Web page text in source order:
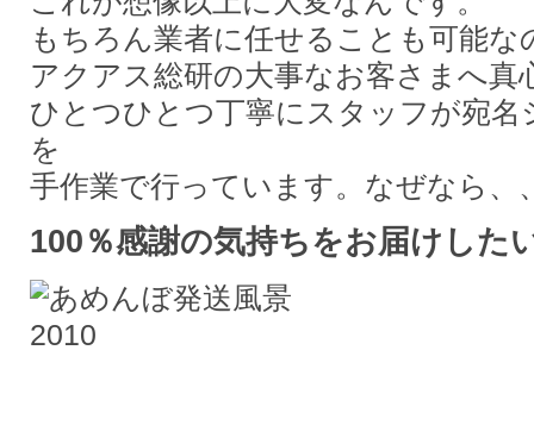
もちろん業者に任せることも可能な
アクアス総研の大事なお客さまへ真
ひとつひとつ丁寧にスタッフが宛名
を
手作業で行っています。なぜなら、
100％感謝の気持ちをお届けした